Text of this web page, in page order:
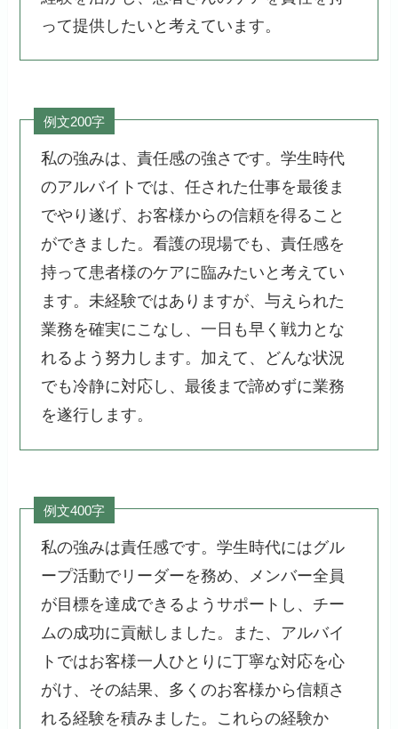
って提供したいと考えています。
例文200字
私の強みは、責任感の強さです。学生時代
のアルバイトでは、任された仕事を最後ま
でやり遂げ、お客様からの信頼を得ること
ができました。看護の現場でも、責任感を
持って患者様のケアに臨みたいと考えてい
ます。未経験ではありますが、与えられた
業務を確実にこなし、一日も早く戦力とな
れるよう努力します。加えて、どんな状況
でも冷静に対応し、最後まで諦めずに業務
を遂行します。
例文400字
私の強みは責任感です。学生時代にはグル
ープ活動でリーダーを務め、メンバー全員
が目標を達成できるようサポートし、チー
ムの成功に貢献しました。また、アルバイ
トではお客様一人ひとりに丁寧な対応を心
がけ、その結果、多くのお客様から信頼さ
れる経験を積みました。これらの経験か